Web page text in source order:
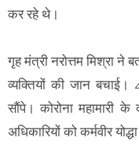
कर रहे थे।
गृह मंत्री नरोत्तम मिश्रा ने
व्यक्तियों की जान
सौंपे। कोरोना महामारी
अधिकारियों को कर्मवीर